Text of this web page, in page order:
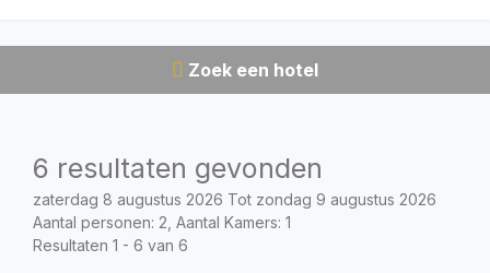
Zoek een hotel
6 resultaten gevonden
zaterdag 8 augustus 2026 Tot zondag 9 augustus 2026
Aantal personen: 2, Aantal Kamers: 1
Resultaten 1 - 6 van 6